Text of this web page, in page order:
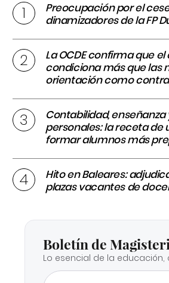
Preocupación por el
dinamizadores de la FP
La OCDE confirma que
condiciona más que las
orientación como
Contabilidad, enseñanza
personales: la receta de
formar alumnos más
Hito en Baleares:
plazas vacantes de
Boletín de
Lo esencial de la